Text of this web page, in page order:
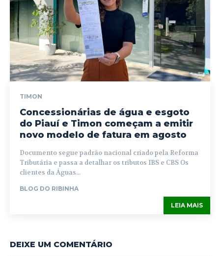
TIMON
Concessionárias de água e esgoto
do Piauí e Timon começam a emitir
novo modelo de fatura em agosto
Documento segue padrão nacional criado pela Reforma
Tributária e passa a detalhar os tributos IBS e CBS Os
clientes da Águas...
BLOG DO RIBINHA
LEIA MAIS
DEIXE UM COMENTÁRIO